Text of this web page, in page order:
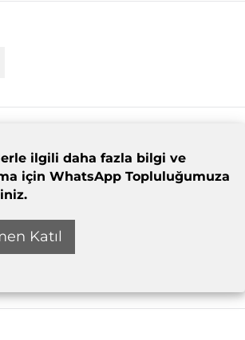
ilgili daha fazla bilgi ve
için WhatsApp Topluluğumuza
Katıl